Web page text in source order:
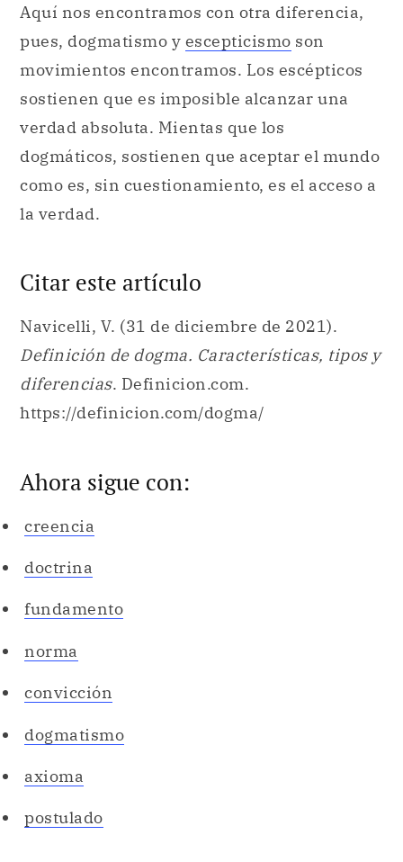
Aquí nos encontramos con otra diferencia,
pues, dogmatismo y escepticismo son
movimientos encontramos. Los escépticos
sostienen que es imposible alcanzar una
verdad absoluta. Mientas que los
dogmáticos, sostienen que aceptar el mundo
como es, sin cuestionamiento, es el acceso a
la verdad.
Citar este artículo
Navicelli, V. (31 de diciembre de 2021).
Definición de dogma. Características, tipos y
diferencias. Definicion.com.
https://definicion.com/dogma/
Ahora sigue con:
creencia
doctrina
fundamento
norma
convicción
dogmatismo
axioma
postulado